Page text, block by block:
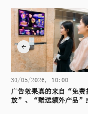
2026, 10:00
效果真的来自“免费播
“赠送额外产品”或“买